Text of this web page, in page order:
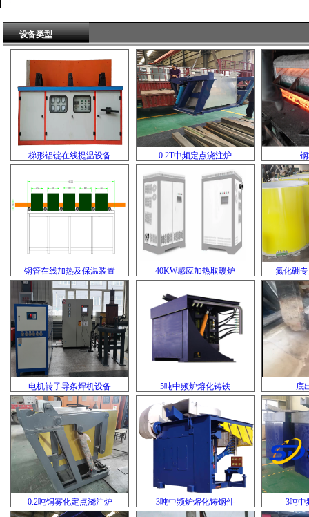
设备类型
梯形铝锭在线提温设备 0.2T中频定点浇注炉
钢管在线加热及保温装置 40KW感应加热取暖炉 氮化硼
电机转子导条焊机设备 5吨中频炉熔化铸铁 底
0.2吨铜雾化定点浇注炉 3吨中频炉熔化铸钢件 3吨中